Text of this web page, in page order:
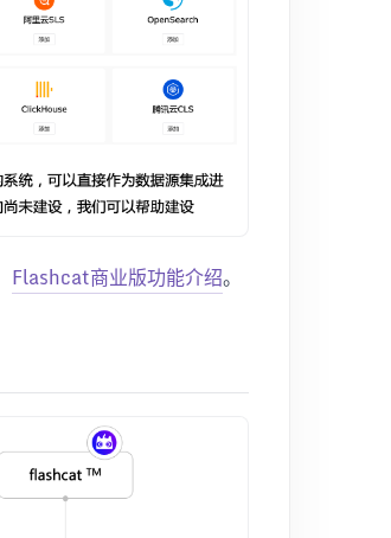
Flashcat商业版功能介绍。